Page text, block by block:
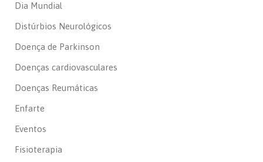
Dia Mundial
Distúrbios Neurológicos
Doença de Parkinson
Doenças cardiovasculares
Doenças Reumáticas
Enfarte
Eventos
Fisioterapia